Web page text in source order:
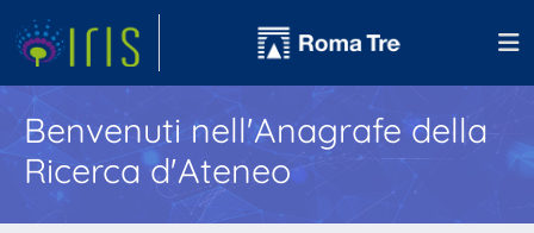
Benvenuti nell'Anagrafe della
Ricerca d'Ateneo